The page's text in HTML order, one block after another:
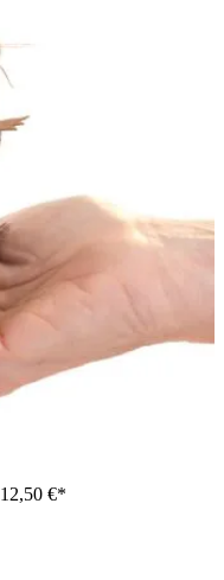
12,50 €*